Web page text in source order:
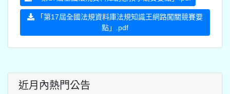
「第17屆全國法規資料庫法規知識王網路闖關競賽要
點」.pdf
近月內熱門公告